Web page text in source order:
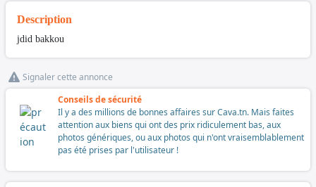
Description
jdid bakkou
Signaler cette annonce
Conseils de sécurité
Il y a des millions de bonnes affaires sur Cava.tn. Mais faites
attention aux biens qui ont des prix ridiculement bas, aux
photos génériques, ou aux photos qui n'ont vraisemblablement
pas été prises par l'utilisateur !